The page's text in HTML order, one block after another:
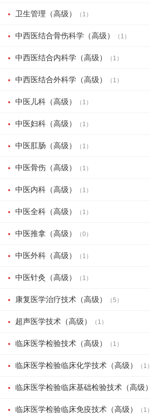
卫生管理（高级） （1）
中西医结合骨伤科学（高级） （1）
中西医结合内科学（高级） （1）
中西医结合外科学（高级） （1）
中医儿科（高级） （1）
中医妇科（高级） （1）
中医肛肠（高级） （1）
中医骨伤（高级） （1）
中医内科（高级） （1）
中医全科（高级） （1）
中医推拿（高级） （0）
中医外科（高级） （1）
中医针灸（高级） （1）
康复医学治疗技术（高级） （5）
超声医学技术（高级） （1）
临床医学检验技术（高级） （1）
临床医学检验临床化学技术（高级） （1）
临床医学检验临床基础检验技术（高级）
临床医学检验临床免疫技术（高级） （1）